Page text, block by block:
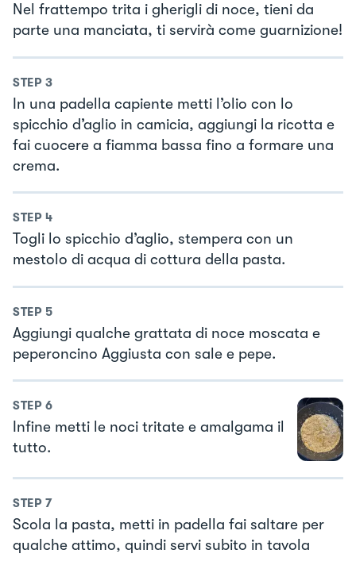
Nel frattempo trita i gherigli di noce, tieni da
parte una manciata, ti servirà come guarnizione!
STEP 3
In una padella capiente metti l’olio con lo
spicchio d’aglio in camicia, aggiungi la ricotta e
fai cuocere a fiamma bassa fino a formare una
crema.
STEP 4
Togli lo spicchio d’aglio, stempera con un
mestolo di acqua di cottura della pasta.
STEP 5
Aggiungi qualche grattata di noce moscata e
peperoncino Aggiusta con sale e pepe.
STEP 6
Infine metti le noci tritate e amalgama il
tutto.
STEP 7
Scola la pasta, metti in padella fai saltare per
qualche attimo, quindi servi subito in tavola